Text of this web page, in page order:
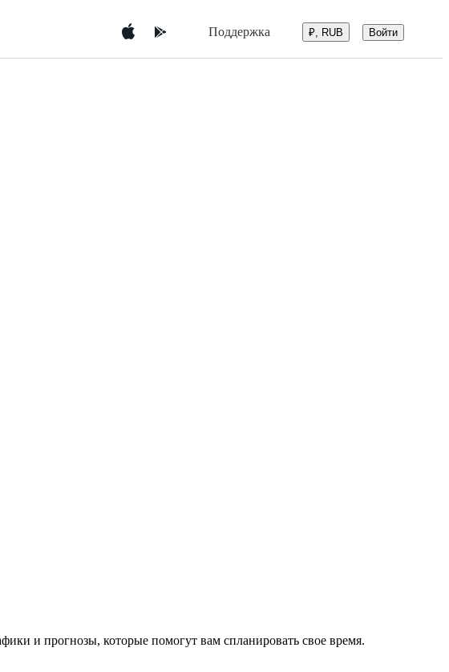
Поддержка ₽, RUB Войти
и прогнозы, которые помогут вам спланировать свое время.